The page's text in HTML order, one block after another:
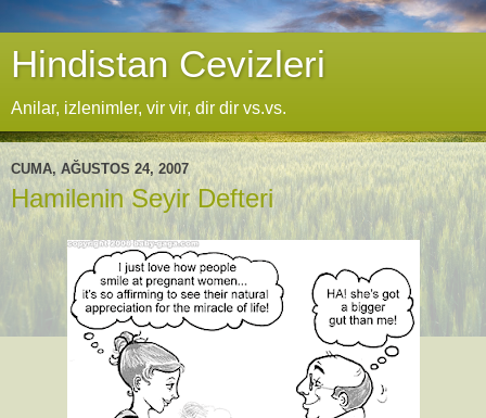
Hindistan Cevizleri
Anilar, izlenimler, vir vir, dir dir vs.vs.
CUMA, AĞUSTOS 24, 2007
Hamilenin Seyir Defteri